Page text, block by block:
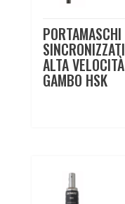
PORTAMASCHI
SINCRONIZZATI
ALTA VELOCITÀ
GAMBO HSK